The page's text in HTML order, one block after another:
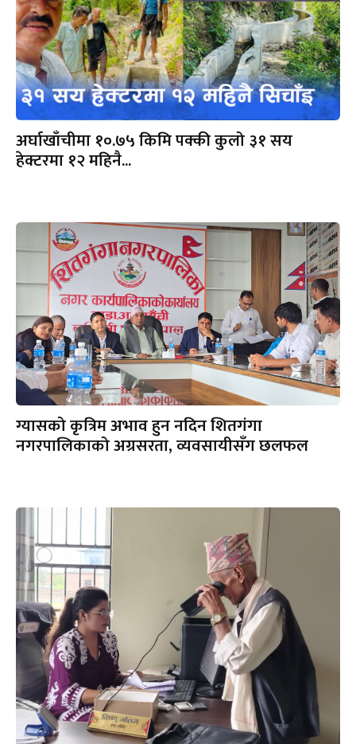
अर्घाखाँचीमा १०.७५ किमि पक्की कुलो ३१ सय
हेक्टरमा १२ महिनै...
ग्यासको कृत्रिम अभाव हुन नदिन शितगंगा
नगरपालिकाको अग्रसरता, व्यवसायीसँग छलफल